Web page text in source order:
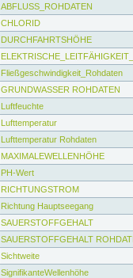
ABFLUSS_ROHDATEN
CHLORID
DURCHFAHRTSHÖHE
Fließgeschwindigkeit_Rohdaten
GRUNDWASSER ROHDATEN
Luftfeuchte
Lufttemperatur
Lufttemperatur Rohdaten
MAXIMALEWELLENHÖHE
PH-Wert
RICHTUNGSTROM
Richtung Hauptseegang
SAUERSTOFFGEHALT
SAUERSTOFFGEHALT
Sichtweite
SignifikanteWellenhöhe